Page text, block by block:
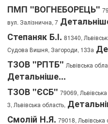
ПМП "ВОГНЕБОРЕЦЬ"
вул. Залізнична, 7
Степаняк Б.І. 81340,
Судова Вишня, Загороди, 133а
ТЗОВ "РПТБ" Львівська
Детальніше...
ТЗОВ "ЄСБ" 79069,
3, Львівська область,
Смолій Н.Я. 79018, Львівська